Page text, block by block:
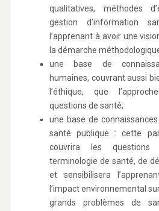
qualitatives, méthodes
gestion d’information
l’apprenant à avoir une
la démarche
une base de
humaines, couvrant aussi
l’éthique, que
questions de santé;
une base de
santé publique : cette
couvrira les
terminologie de santé, de
et sensibilisera
l’impact environnemental
grands problèmes de